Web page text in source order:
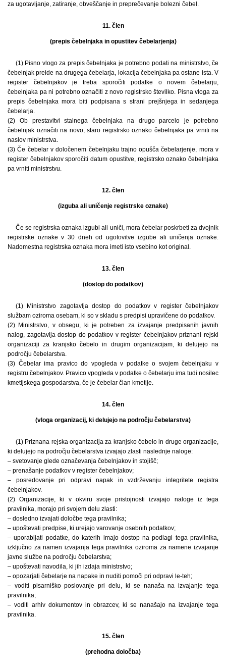
za ugotavljanje, zatiranje, obveščanje in preprečevanje bolezni čebel.
11. člen
(prepis čebelnjaka in opustitev čebelarjenja)
(1) Pisno vlogo za prepis čebelnjaka je potrebno podati na ministrstvo, če
čebelnjak preide na drugega čebelarja, lokacija čebelnjaka pa ostane ista. V
register čebelnjakov je treba sporočiti podatke o novem čebelarju,
čebelnjaka pa ni potrebno označiti z novo registrsko številko. Pisna vloga za
prepis čebelnjaka mora biti podpisana s strani prejšnjega in sedanjega
čebelarja.
(2) Ob prestavitvi stalnega čebelnjaka na drugo parcelo je potrebno
čebelnjak označiti na novo, staro registrsko oznako čebelnjaka pa vrniti na
naslov ministrstva.
(3) Če čebelar v določenem čebelnjaku trajno opušča čebelarjenje, mora v
register čebelnjakov sporočiti datum opustitve, registrsko oznako čebelnjaka
pa vrniti ministrstvu.
12. člen
(izguba ali uničenje registrske oznake)
Če se registrska oznaka izgubi ali uniči, mora čebelar poskrbeti za dvojnik
registrske oznake v 30 dneh od ugotovitve izgube ali uničenja oznake.
Nadomestna registrska oznaka mora imeti isto vsebino kot original.
13. člen
(dostop do podatkov)
(1) Ministrstvo zagotavlja dostop do podatkov v register čebelnjakov
službam oziroma osebam, ki so v skladu s predpisi upravičene do podatkov.
(2) Ministrstvo, v obsegu, ki je potreben za izvajanje predpisanih javnih
nalog, zagotavlja dostop do podatkov v register čebelnjakov priznani rejski
organizaciji za kranjsko čebelo in drugim organizacijam, ki delujejo na
področju čebelarstva.
(3) Čebelar ima pravico do vpogleda v podatke o svojem čebelnjaku v
registru čebelnjakov. Pravico vpogleda v podatke o čebelarju ima tudi nosilec
kmetijskega gospodarstva, če je čebelar član kmetije.
14. člen
(vloga organizacij, ki delujejo na področju čebelarstva)
(1) Priznana rejska organizacija za kranjsko čebelo in druge organizacije,
ki delujejo na področju čebelarstva izvajajo zlasti naslednje naloge:
– svetovanje glede označevanja čebelnjakov in stojišč;
– prenašanje podatkov v register čebelnjakov;
– posredovanje pri odpravi napak in vzdrževanju integritete registra
čebelnjakov.
(2) Organizacije, ki v okviru svoje pristojnosti izvajajo naloge iz tega
pravilnika, morajo pri svojem delu zlasti:
– dosledno izvajati določbe tega pravilnika;
– upoštevati predpise, ki urejajo varovanje osebnih podatkov;
– uporabljati podatke, do katerih imajo dostop na podlagi tega pravilnika,
izključno za namen izvajanja tega pravilnika oziroma za namene izvajanje
javne službe na področju čebelarstva;
– upoštevati navodila, ki jih izdaja ministrstvo;
– opozarjati čebelarje na napake in nuditi pomoči pri odpravi le-teh;
– voditi pisarniško poslovanje pri delu, ki se nanaša na izvajanje tega
pravilnika;
– voditi arhiv dokumentov in obrazcev, ki se nanašajo na izvajanje tega
pravilnika.
15. člen
(prehodna določba)